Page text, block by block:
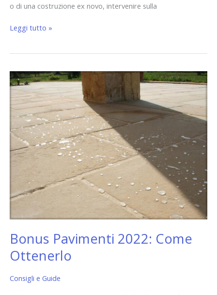
o di una costruzione ex novo, intervenire sulla
Leggi tutto »
Bonus Pavimenti 2022: Come
Ottenerlo
Consigli e Guide
Bonus
Pavimenti
2022:
Come
Ottenerlo